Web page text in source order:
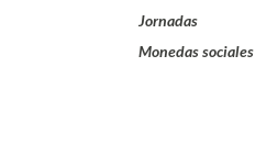
Jornadas
Monedas sociales